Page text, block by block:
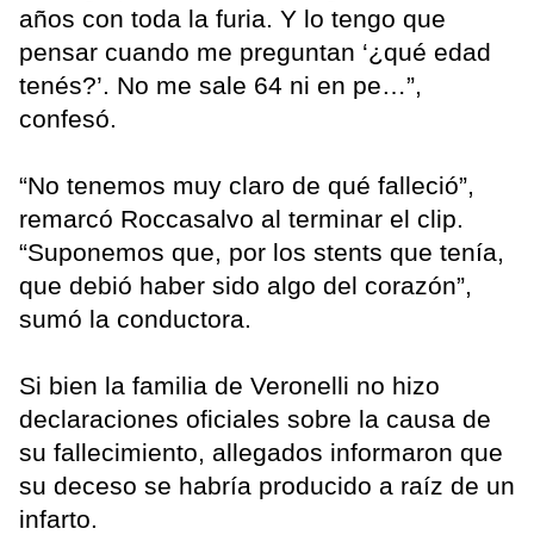
años con toda la furia. Y lo tengo que
pensar cuando me preguntan ‘¿qué edad
tenés?’. No me sale 64 ni en pe…”,
confesó.
“No tenemos muy claro de qué falleció”,
remarcó Roccasalvo al terminar el clip.
“Suponemos que, por los stents que tenía,
que debió haber sido algo del corazón”,
sumó la conductora.
Si bien la familia de Veronelli no hizo
declaraciones oficiales sobre la causa de
su fallecimiento, allegados informaron que
su deceso se habría producido a raíz de un
infarto.